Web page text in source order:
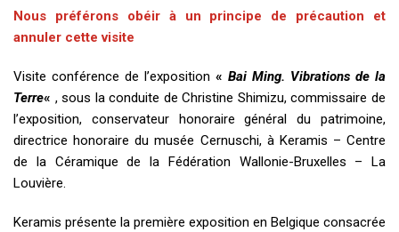
Nous préférons obéir à un principe de précaution et
annuler cette visite
Visite conférence de l’exposition « Bai Ming. Vibrations de la
Terre« , sous la conduite de Christine Shimizu, commissaire de
l’exposition, conservateur honoraire général du patrimoine,
directrice honoraire du musée Cernuschi, à Keramis – Centre
de la Céramique de la Fédération Wallonie-Bruxelles – La
Louvière.
Keramis présente la première exposition en Belgique consacrée